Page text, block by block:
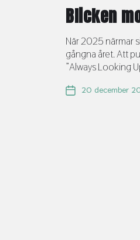
Blicken
När 2025 närmar
gångna året. Att
”Always Looking
20 december